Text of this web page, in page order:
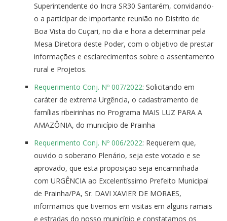
Superintendente do Incra SR30 Santarém, convidando-
o a participar de importante reunião no Distrito de
Boa Vista do Cuçari, no dia e hora a determinar pela
Mesa Diretora deste Poder, com o objetivo de prestar
informações e esclarecimentos sobre o assentamento
rural e Projetos.
Requerimento Conj. Nº 007/2022: Solicitando em
caráter de extrema Urgência, o cadastramento de
famílias ribeirinhas no Programa MAIS LUZ PARA A
AMAZÔNIA, do município de Prainha
Requerimento Conj. Nº 006/2022: Requerem que,
ouvido o soberano Plenário, seja este votado e se
aprovado, que esta proposição seja encaminhada
com URGÊNCIA ao Excelentíssimo Prefeito Municipal
de Prainha/PA, Sr. DAVI XAVIER DE MORAES,
informamos que tivemos em visitas em alguns ramais
e estradas do nosso município e constatamos os